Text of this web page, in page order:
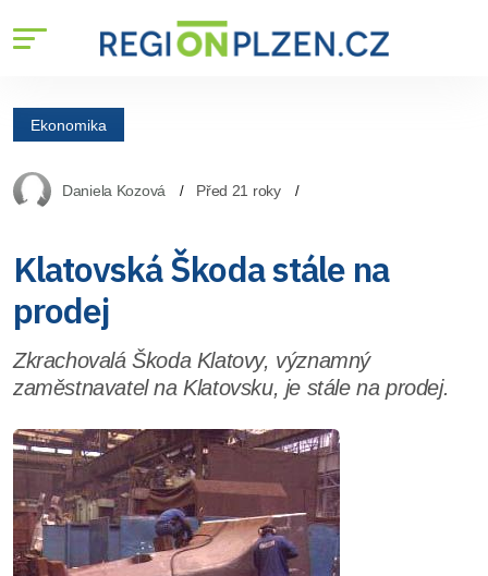
Ekonomika
Daniela Kozová Před 21 roky
Klatovská Škoda stále na
prodej
Zkrachovalá Škoda Klatovy, významný
zaměstnavatel na Klatovsku, je stále na prodej.